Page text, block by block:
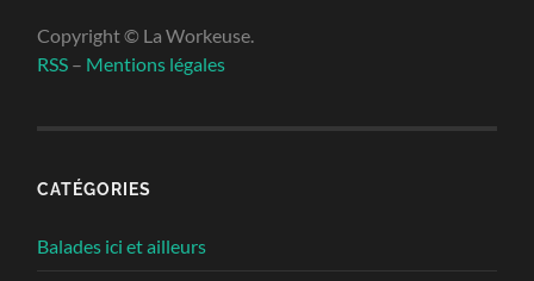
Copyright © La Workeuse.
RSS – Mentions légales
CATÉGORIES
Balades ici et ailleurs